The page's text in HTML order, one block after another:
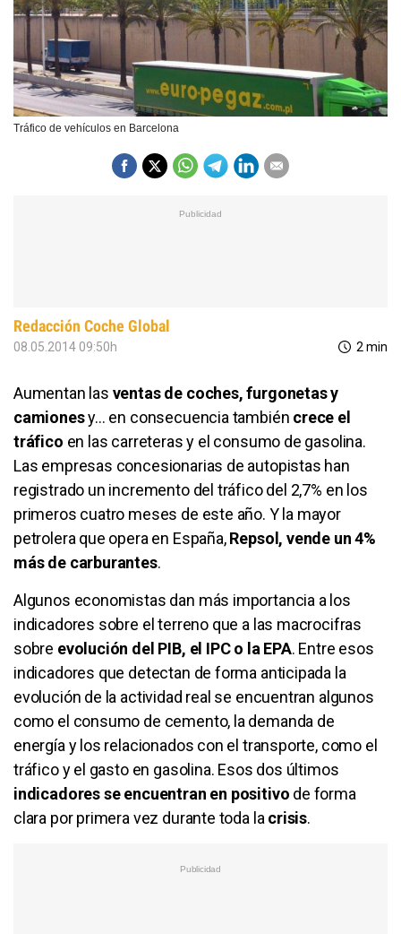
Tráfico de vehículos en Barcelona
Redacción Coche Global
08.05.2014 09:50h 2 min
Aumentan las ventas de coches, furgonetas y
camionesy... en consecuencia también crece el
tráfico en las carreteras y el consumo de gasolina.
Las empresas concesionarias de autopistas han
registrado un incremento del tráfico del 2,7% en los
primeros cuatro meses de este año. Y la mayor
petrolera que opera en España,Repsol, vende un 4%
más de carburantes.
Algunos economistas dan más importancia a los
indicadores sobre el terreno que a las macrocifras
sobre evolución del PIB, el IPC o la EPA. Entre esos
indicadores que detectan de forma anticipada la
evolución de la actividad real se encuentran algunos
como el consumo de cemento, la demanda de
energía y los relacionados con el transporte, como el
tráfico y el gasto en gasolina. Esos dos últimos
indicadores se encuentran en positivo de forma
clara por primera vez durante toda la crisis.